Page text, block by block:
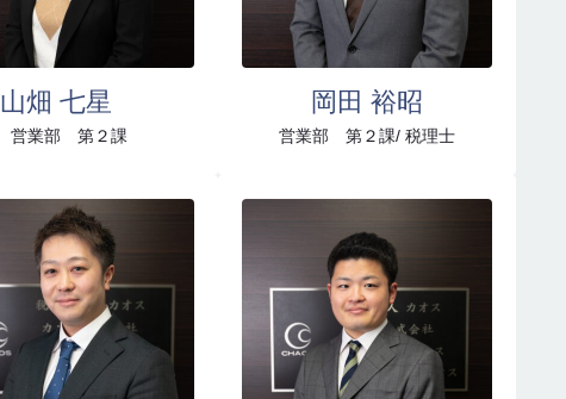
山畑 七星
営業部 第２課
岡田 裕昭
営業部 第２課/ 税理士